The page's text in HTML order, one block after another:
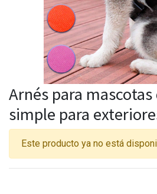
Arnés para
simple para
Este producto ya no está